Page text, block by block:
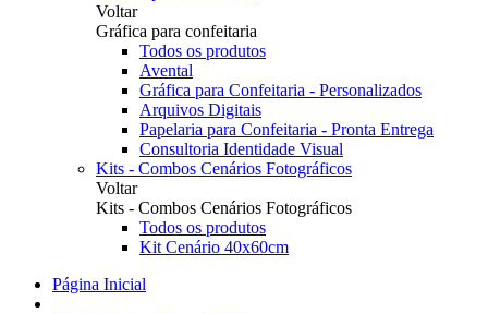
Voltar
Gráfica para confeitaria
Todos os produtos
Avental
Gráfica para Confeitaria - Personalizados
Arquivos Digitais
Papelaria para Confeitaria - Pronta Entrega
Consultoria Identidade Visual
Kits - Combos Cenários Fotográficos
Voltar
Kits - Combos Cenários Fotográficos
Todos os produtos
Kit Cenário 40x60cm
Página Inicial